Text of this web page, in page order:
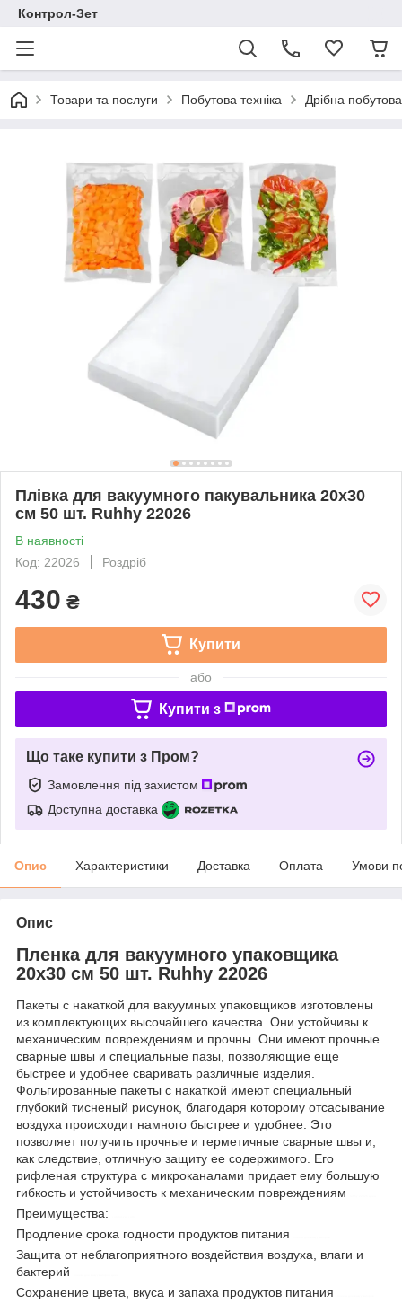
Контрол-Зет
Товари та послуги Побутова техніка Дрібна
Плівка для вакуумного пакувальника 20х30
см 50 шт. Ruhhy 22026
В наявності
Код: 22026
Роздріб
430 ₴
Купити
або
Купити з
Що таке купити з Пром?
Замовлення під захистом
Доступна доставка
Опис Характеристики Доставка Оплата Умови
Опис
Пленка для вакуумного упаковщика
20х30 см 50 шт. Ruhhy 22026
Пакеты с накаткой для вакуумных упаковщиков изготовлены
из комплектующих высочайшего качества. Они устойчивы к
механическим повреждениям и прочны. Они имеют прочные
сварные швы и специальные пазы, позволяющие еще
быстрее и удобнее сваривать различные изделия.
Фольгированные пакеты с накаткой имеют специальный
глубокий тисненый рисунок, благодаря которому отсасывание
воздуха происходит намного быстрее и удобнее. Это
позволяет получить прочные и герметичные сварные швы и,
как следствие, отличную защиту ее содержимого. Его
рифленая структура с микроканалами придает ему большую
гибкость и устойчивость к механическим повреждениям
Преимущества:
Продление срока годности продуктов питания
Защита от неблагоприятного воздействия воздуха, влаги и
бактерий
Сохранение цвета, вкуса и запаха продуктов питания